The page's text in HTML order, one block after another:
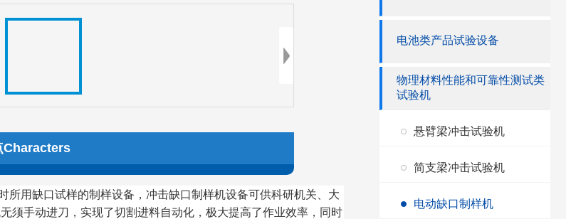
电池类产品试验设备
物理材料性能和可靠性测试类
试验机
悬臂梁冲击试验机
简支梁冲击试验机
电动缺口制样机
Characters
用缺口试样的制样设备，冲击缺口制样机设备可供科研机关、大
须手动进刀，实现了切割进料自动化，极大提高了作业效率，同时